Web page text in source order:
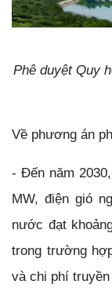
Phê duyệt Quy
Về phương án
- Đến năm
MW, điện gió
nước đạt
trong trường
và chi phí